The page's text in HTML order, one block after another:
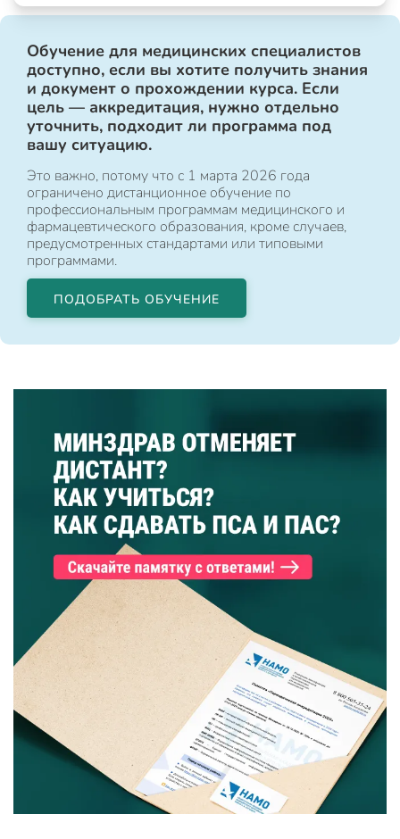
Обучение для медицинских специалистов
доступно, если вы хотите получить знания
и документ о прохождении курса. Если
цель — аккредитация, нужно отдельно
уточнить, подходит ли программа под
вашу ситуацию.
Это важно, потому что с 1 марта 2026 года
ограничено дистанционное обучение по
профессиональным программам медицинского и
фармацевтического образования, кроме случаев,
предусмотренных стандартами или типовыми
программами.
ПОДОБРАТЬ ОБУЧЕНИЕ